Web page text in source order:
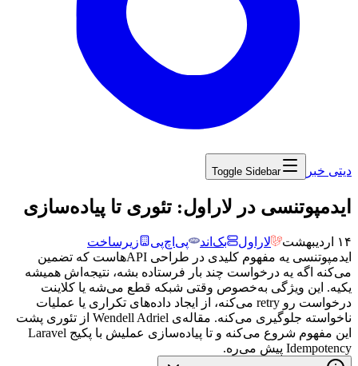
دیتی خبر Toggle Sidebar
‏ایدمپوتنسی در لاراول: تئوری تا پیاده‌سازی
۱۴ اردیبهشت لاراول بک‌اند پی‌اچ‌پی
زیرساخت
ایدمپوتنسی یه مفهوم کلیدی در طراحی APIهاست که تضمین
می‌کنه اگه یه درخواست چند بار فرستاده بشه، نتیجه‌اش همیشه
یکیه. این ویژگی به‌خصوص وقتی شبکه قطع می‌شه یا کلاینت
درخواست رو retry می‌کنه، از ایجاد داده‌های تکراری یا عملیات
ناخواسته جلوگیری می‌کنه. مقاله‌ی Wendell Adriel از تئوری پشت
این مفهوم شروع می‌کنه و تا پیاده‌سازی عملیش با پکیج Laravel
Idempotency پیش می‌ره.